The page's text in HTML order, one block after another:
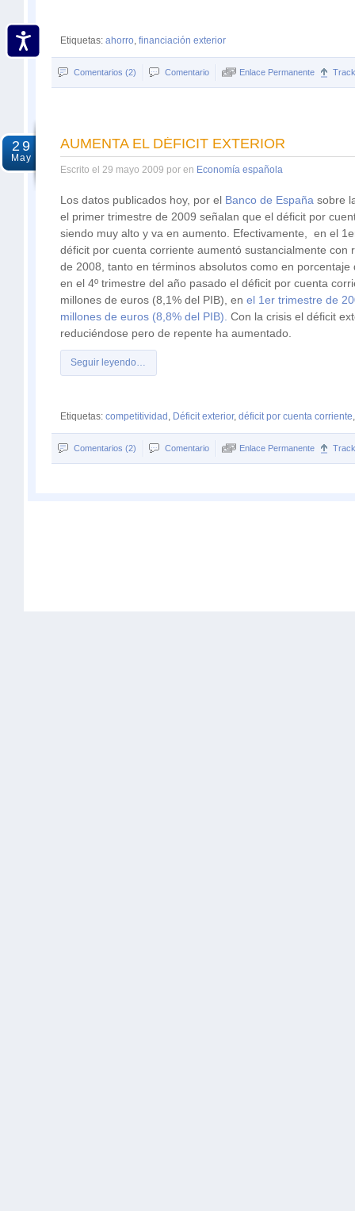
Etiquetas: ahorro, financiación exterior
Comentarios (2) Comentario Enlace Permanente
29
May
AUMENTA EL DÉFICIT EXTERIOR
Escrito el 29 mayo 2009 por en Economía española
Los datos publicados hoy, por el Banco de España sobre
el primer trimestre de 2009 señalan que el déficit por
siendo muy alto y va en aumento. Efectivamente, en el
déficit por cuenta corriente aumentó sustancialmente con
de 2008, tanto en términos absolutos como en porcentaje
en el 4º trimestre del año pasado el déficit por cuenta
millones de euros (8,1% del PIB), en el 1er trimestre de
millones de euros (8,8% del PIB). Con la crisis el déficit
reduciéndose pero de repente ha aumentado.
Seguir leyendo…
Etiquetas: competitividad , Déficit exterior, déficit por cuenta corriente
Comentarios (2) Comentario Enlace Permanente